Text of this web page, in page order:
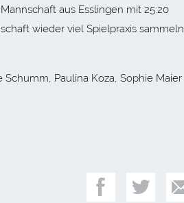
aus Esslingen mit 25:20
wieder viel Spielpraxis sammeln
Paulina Koza, Sophie Maier